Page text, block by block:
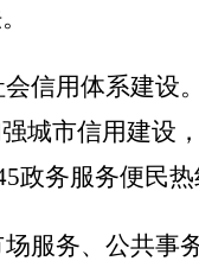
会信用体系建设
城市信用建设
政务服务便民
服务、公共事